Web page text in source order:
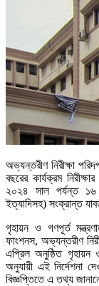
অভ্যন্তরীণ নিরীক্ষা
বছরের কার্যক্রম
২০২৪ সাল পর্যন্ত ১৬
ইত্যাদিসহ) সংক্রান্ত
গৃহায়ন ও গণপূর্ত
ফাংশনস, অভ্যন্তরীণ
এপ্রিল অনুষ্ঠিত গৃহায়ন
অনুযায়ী এই নির্দেশনা
বিজ্ঞপ্তিতে এ তথ্য